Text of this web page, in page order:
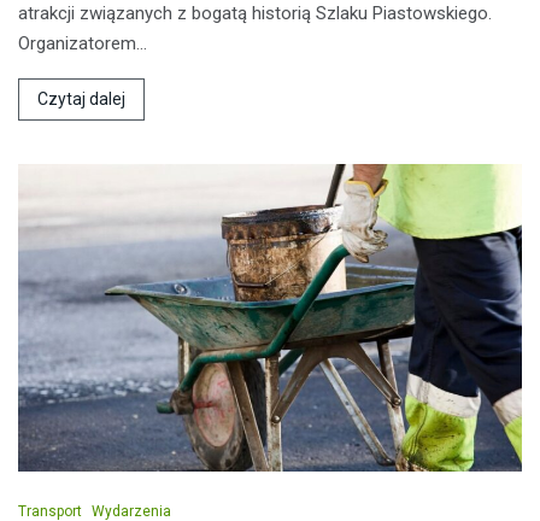
atrakcji związanych z bogatą historią Szlaku Piastowskiego.
Organizatorem…
Czytaj dalej
Transport Wydarzenia